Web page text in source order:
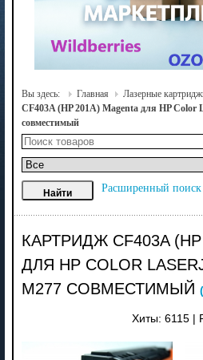
Вы здесь: Главная Лазерные
CF403A (HP 201A) Magenta для HP Color
совместимый
Расширенный поиск
КАРТРИДЖ CF403A (HP
ДЛЯ HP COLOR
M277 СОВМЕСТИМЫЙ
Хиты: 6115